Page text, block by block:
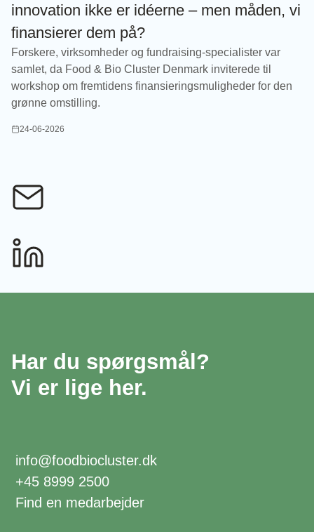
innovation ikke er idéerne – men måden, vi
finansierer dem på?
Forskere, virksomheder og fundraising-specialister var
samlet, da Food & Bio Cluster Denmark inviterede til
workshop om fremtidens finansieringsmuligheder for den
grønne omstilling.
24-06-2026
Har du spørgsmål?
Vi er lige her.
info@foodbiocluster.dk
+45 8999 2500
Find en medarbejder